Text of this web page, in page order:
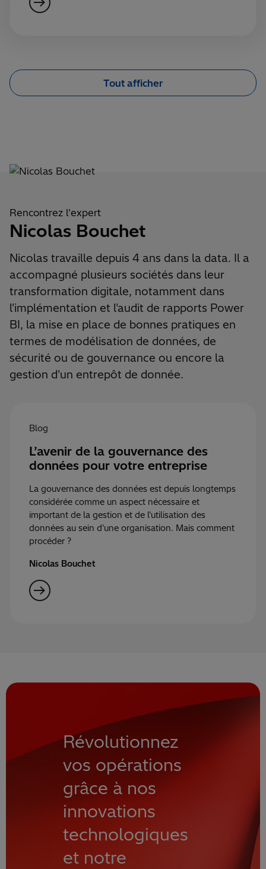
Tout afficher
Rencontrez l'expert
Nicolas Bouchet
Nicolas travaille depuis 4 ans dans la data. Il a
accompagné plusieurs sociétés dans leur
transformation digitale, notamment dans
l'implémentation et l'audit de rapports Power
BI, la mise en place de bonnes pratiques en
termes de modélisation de données, de
sécurité ou de gouvernance ou encore la
gestion d'un entrepôt de donnée.
Blog
L’avenir de la gouvernance des
données pour votre entreprise
La gouvernance des données est depuis longtemps
considérée comme un aspect nécessaire et
important de la gestion et de l'utilisation des
données au sein d'une organisation. Mais comment
procéder ?
Nicolas Bouchet
Révolutionnez
vos opérations
grâce à nos
innovations
technologiques
et notre